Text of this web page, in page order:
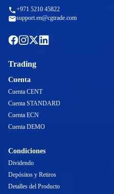
+971 5210 45822
support.en@cgtrade.com
Trading
Cuenta
Cuenta CENT
Cuenta STANDARD
Cuenta ECN
Cuenta DEMO
Condiciones
Dividendo
Depósitos y Retiros
Detalles del Producto